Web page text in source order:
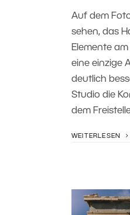
Auf dem
sehen, das
Elemente
eine einzige
deutlich
Studio die
dem
WEITERLESEN